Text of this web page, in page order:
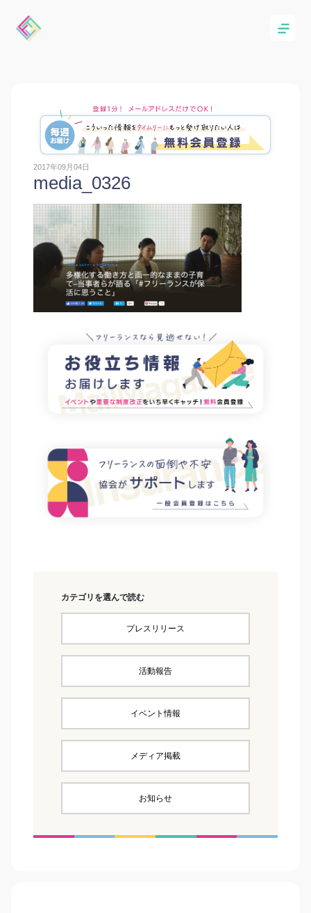
2017年09月04日
media_0326
カテゴリを選んで読む
プレスリリース
活動報告
イベント情報
メディア掲載
お知らせ